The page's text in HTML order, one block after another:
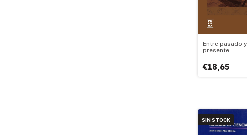
Entre pasado y
presente
€18,65
SIN STOCK